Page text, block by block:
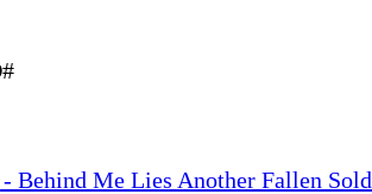
Behind Me Lies Another Fallen